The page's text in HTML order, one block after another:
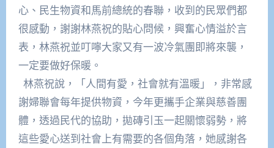
心、民生物資和馬前總統的春聯，收到的民眾們都
很感動，謝謝林燕祝的貼心問候，興奮心情溢於言
表，林燕祝並叮嚀大家又有一波冷氣團即將來襲，
一定要做好保暖。
林燕祝說，「人間有愛，社會就有溫暖」，非常感
謝婦聯會每年提供物資，今年更攜手企業與慈善團
體，透過民代的協助，拋磚引玉一起關懷弱勢，將
這些愛心送到社會上有需要的各個角落，她感謝各